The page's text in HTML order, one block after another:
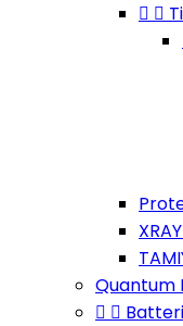
 
Quantum
 